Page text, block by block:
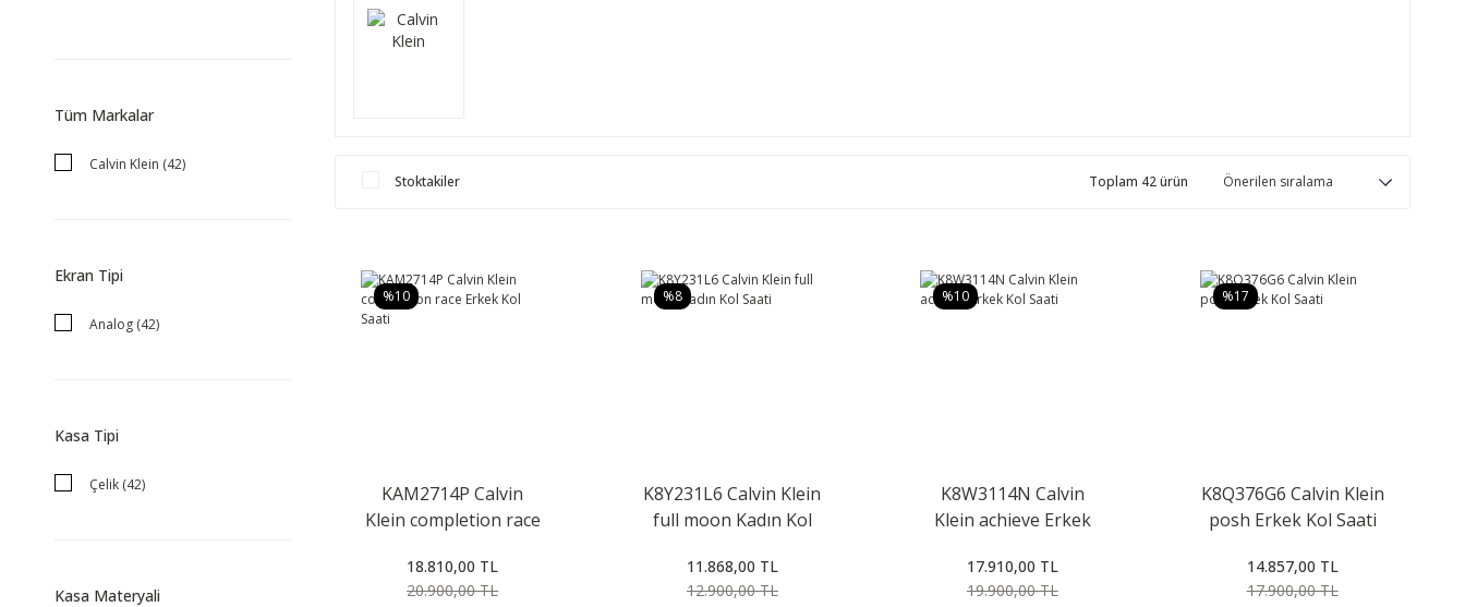
Tüm Markalar
Calvin Klein (42)
Ekran Tipi
Analog (42)
Kasa Tipi
Çelik (42)
Kasa Materyali
Stoktakiler Toplam 42 ürün
%10
KAM2714P Calvin
Klein completion race
18.810,00 TL
20.900,00 TL
%8
K8Y231L6 Calvin Klein
full moon Kadın Kol
11.868,00 TL
12.900,00 TL
%10
K8W3114N Calvin
Klein achieve Erkek
17.910,00 TL
19.900,00 TL
%17
K8Q376G6 Calvin Klein
posh Erkek Kol Saati
14.857,00 TL
17.900,00 TL